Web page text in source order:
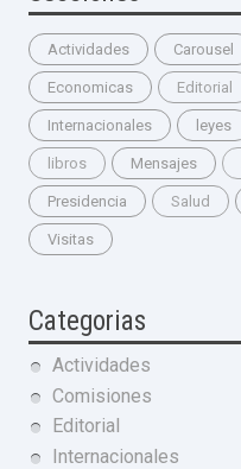
Actividades Carousel
Economicas Editorial
Internacionales leyes
libros Mensajes
Presidencia Salud
Visitas
Categorias
Actividades
Comisiones
Editorial
Internacionales